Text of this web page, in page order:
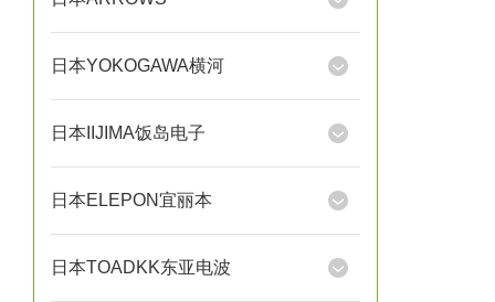
日本YOKOGAWA横河
日本IIJIMA饭岛电子
日本ELEPON宜丽本
日本TOADKK东亚电波